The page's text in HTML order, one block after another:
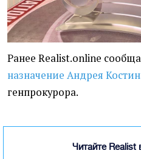
Ранее Realist.online
назначение Андрея
генпрокурора.
Читайте Realist